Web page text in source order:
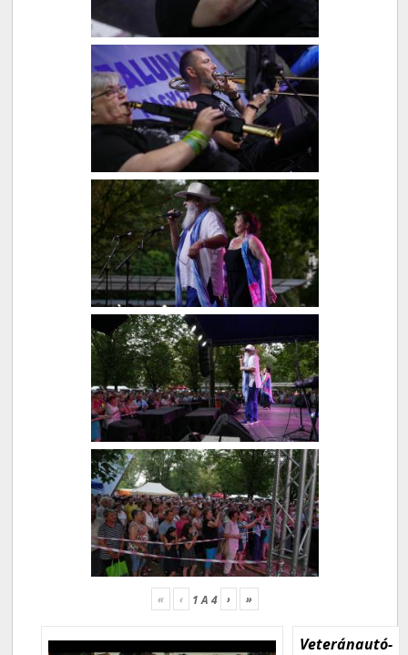
« ‹ 1A 4 › »
Veteránautó-